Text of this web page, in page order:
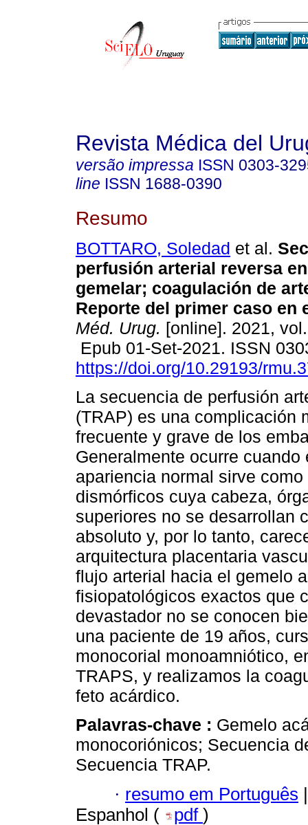
Revista Médica del
versão impressa ISSN 0303-
line ISSN 1688-0390
Resumo
BOTTARO, Soledad et al.
perfusión arterial reversa
gemelar; coagulación de
Reporte del primer caso en
Méd. Urug. [online]. 2021,
Epub 01-Set-2021. ISSN
https://doi.org/10.29193/
La secuencia de perfusión
(TRAP) es una complicación
frecuente y grave de los
Generalmente ocurre
apariencia normal sirve
dismórficos cuya cabeza,
superiores no se desarrollan
absoluto y, por lo tanto,
arquitectura placentaria
flujo arterial hacia el gemelo
fisiopatológicos exactos que
devastador no se conocen
una paciente de 19 años,
monocorial monoamniótico,
TRAPS, y realizamos la
feto acárdico.
Palavras-chave : Gemelo
monocoriónicos; Secuencia
Secuencia TRAP.
· resumo em Português |
Espanhol (
pdf )